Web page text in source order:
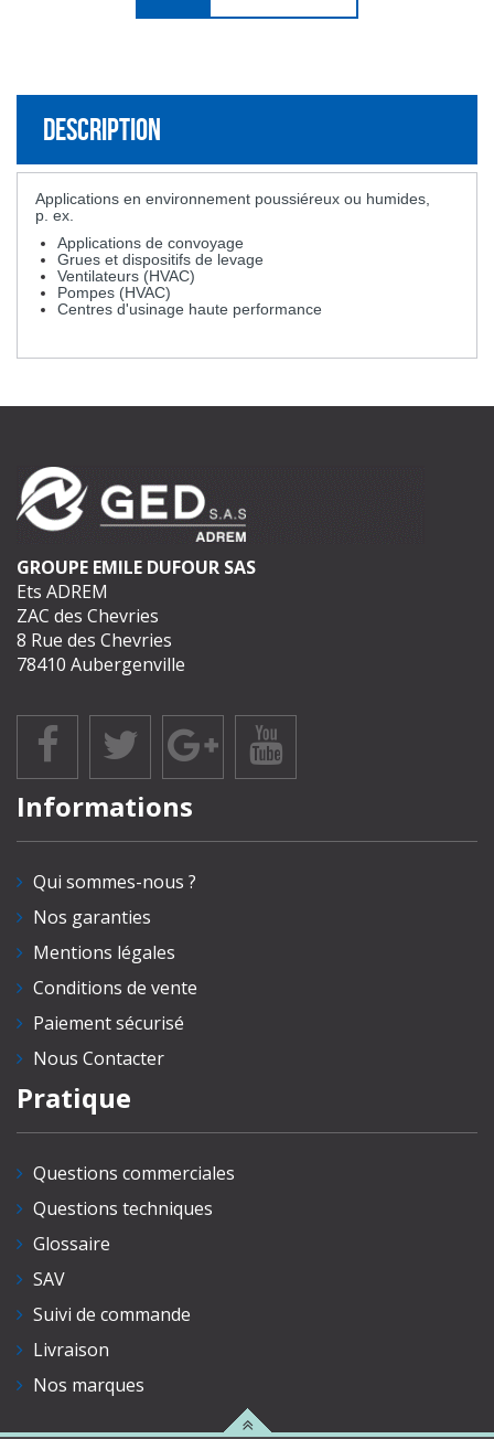
Description
Applications en environnement poussiéreux ou humides,
p. ex.
Applications de convoyage
Grues et dispositifs de levage
Ventilateurs (HVAC)
Pompes (HVAC)
Centres d'usinage haute performance
GROUPE EMILE DUFOUR SAS
Ets ADREM
ZAC des Chevries
8 Rue des Chevries
78410 Aubergenville
Informations
Qui sommes-nous ?
Nos garanties
Mentions légales
Conditions de vente
Paiement sécurisé
Nous Contacter
Pratique
Questions commerciales
Questions techniques
Glossaire
SAV
Suivi de commande
Livraison
Nos marques